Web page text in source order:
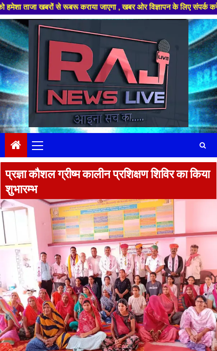
से रूबरू कराया जाएगा , खबर ओर विज्ञापन के लिए संपर्क करे +91
Skip
to
content
Menu
प्रज्ञा कौशल ग्रीष्म कालीन प्रशिक्षण शिविर का किया
शुभारम्भ